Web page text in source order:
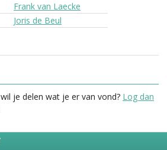
Frank van Laecke
Joris de Beul
je delen wat je er van vond? Log dan